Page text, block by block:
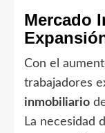
Mercado
Con el
trabajadores
inmobiliario
La necesidad